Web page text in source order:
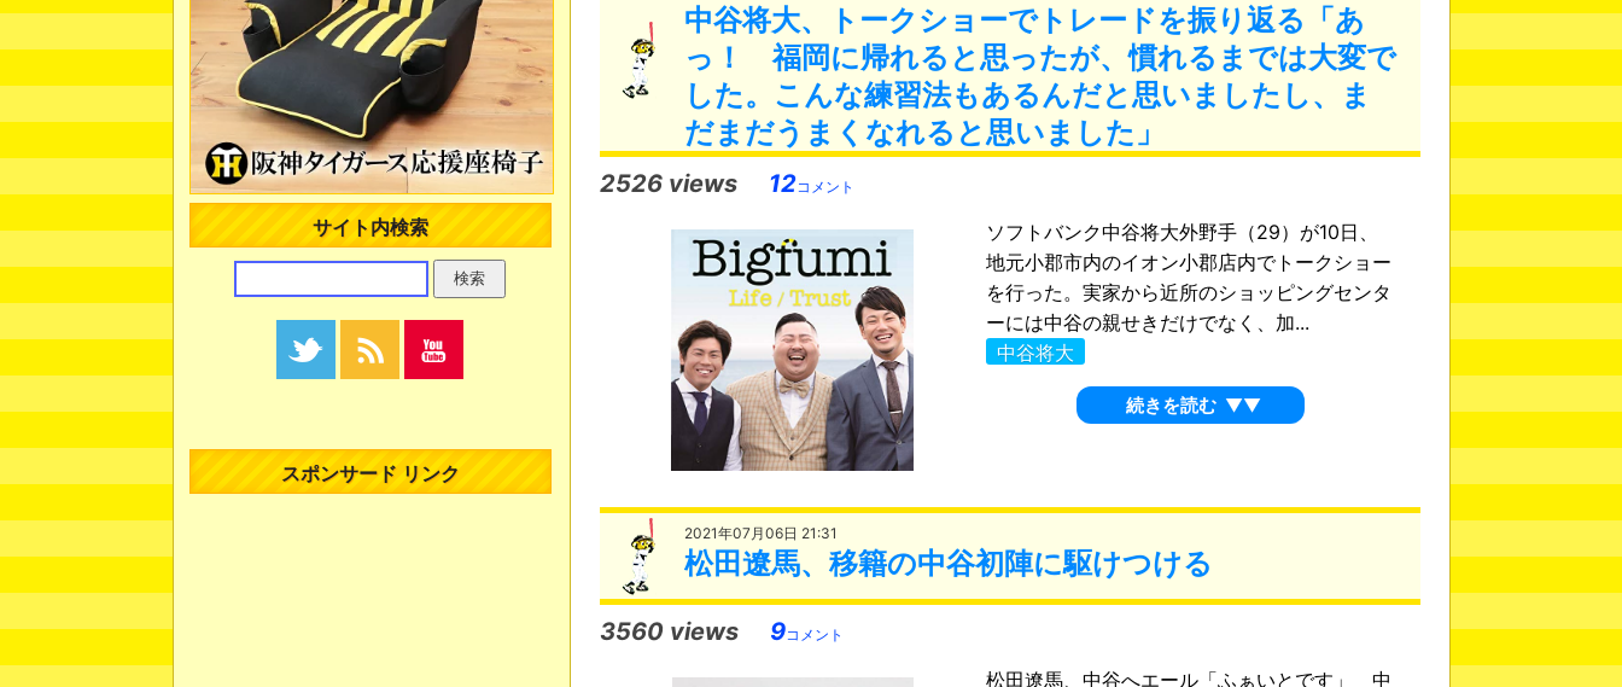
中谷将大、トークショーでトレードを振り返る「あ
っ！ 福岡に帰れると思ったが、慣れるまでは大変で
した。こんな練習法もあるんだと思いましたし、ま
だまだうまくなれると思いました」
2526 views 12コメント
ソフトバンク中谷将大外野手（29）が10日、
地元小郡市内のイオン小郡店内でトークショー
を行った。実家から近所のショッピングセンタ
ーには中谷の親せきだけでなく、加...
中谷将大
続きを読む ▼▼
2021年07月06日 21:31
松田遼馬、移籍の中谷初陣に駆けつける
3560 views 9コメント
松田遼馬、中谷へエール「ふぁいとです」 中
サイト内検索
スポンサード リンク